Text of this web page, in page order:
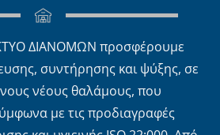
ΔΙΑΝΟΜΩΝ προσφέρουμε
συντήρησης και ψύξης, σε
νέους θαλάμους, που
με τις προδιαγραφές